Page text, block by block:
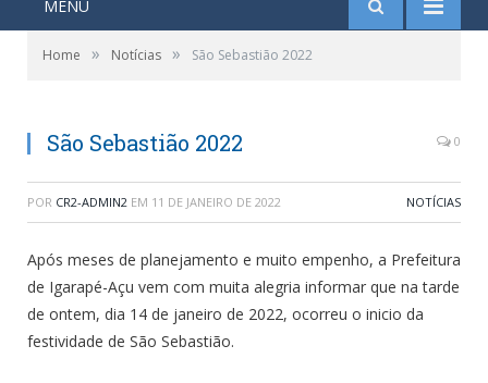
MENU
Home » Notícias » São Sebastião 2022
São Sebastião 2022 0
POR CR2-ADMIN2 EM 11 DE JANEIRO DE 2022 NOTÍCIAS
Após meses de planejamento e muito empenho, a Prefeitura
de Igarapé-Açu vem com muita alegria informar que na tarde
de ontem, dia 14 de janeiro de 2022, ocorreu o inicio da
festividade de São Sebastião.